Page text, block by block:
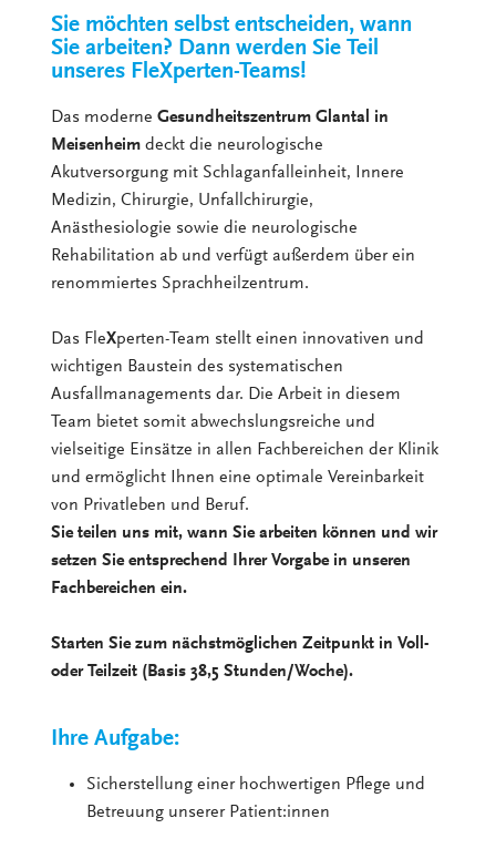
Sie möchten selbst entscheiden, wann
Sie arbeiten? Dann werden Sie Teil
unseres FleXperten-Teams!
Das moderneGesundheitszentrum Glantal in
Meisenheimdeckt die neurologische
Akutversorgung mit Schlaganfalleinheit, Innere
Medizin, Chirurgie, Unfallchirurgie,
Anästhesiologie sowie die neurologische
Rehabilitation ab und verfügt außerdem über ein
renommiertes Sprachheilzentrum.
Das FleXperten-Team stellt einen innovativen und
wichtigen Baustein des systematischen
Ausfallmanagements dar. Die Arbeit in diesem
Team bietet somit abwechslungsreiche und
vielseitige Einsätze in allen Fachbereichen der Klinik
und ermöglicht Ihnen eine optimale Vereinbarkeit
von Privatleben und Beruf.
Sie teilen uns mit, wann Sie arbeiten können und wir
setzen Sie entsprechend Ihrer Vorgabe in unseren
Fachbereichen ein.
Starten Sie zum nächstmöglichen Zeitpunkt in Voll-
oder Teilzeit (Basis 38,5 Stunden/Woche).
Ihre Aufgabe:
Sicherstellung einer hochwertigen Pflege und
Betreuung unserer Patient:innen